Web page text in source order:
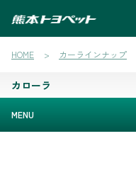
HOME カーラインナップ
カローラ
MENU